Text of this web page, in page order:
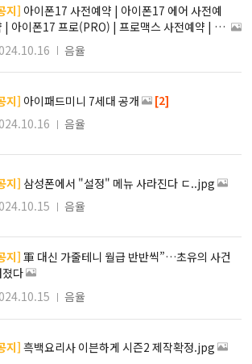
지]
| 아이폰17 프로(PRO) | 프로맥스 사전예약 | 아
폰17 사전예약 사은품 혜택 | 아이폰17 사전예약
성지 | kt 아이폰17 사전예약
음율
지] 아이패드미니 7세대 공개
[2]
음율
지] 삼성폰에서 "설정" 메뉴 사라진다 ㄷ..jpg
음율
지] 軍 대신 가줄테니 월급 반반씩”…초유의 사건
졌다
음율
지] 흑백요리사 이븐하게 시즌2 제작확정.jpg